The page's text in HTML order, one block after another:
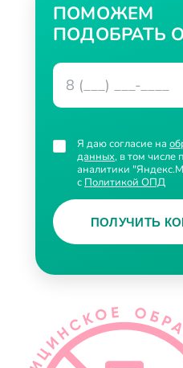
ПОМОЖЕМ
ПОДОБРАТЬ
Я даю согласие на
данных, в том числе
аналитики
с Политикой ОПД
ПОЛУЧИТЬ